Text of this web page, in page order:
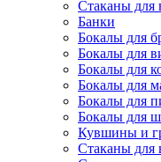
Стаканы для
Банки
Бокалы для
Бокалы для
Бокалы для
Бокалы для
Бокалы для
Бокалы для
Кувшины и
Стаканы для